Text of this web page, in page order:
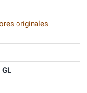
originales
GL